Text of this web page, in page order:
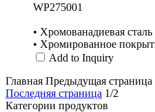
WP275001
• Хромованадиевая сталь
• Хромированное
Add to Inquiry
Главная Предыдущая страница
Последняя страница 1/2
Категории продуктов